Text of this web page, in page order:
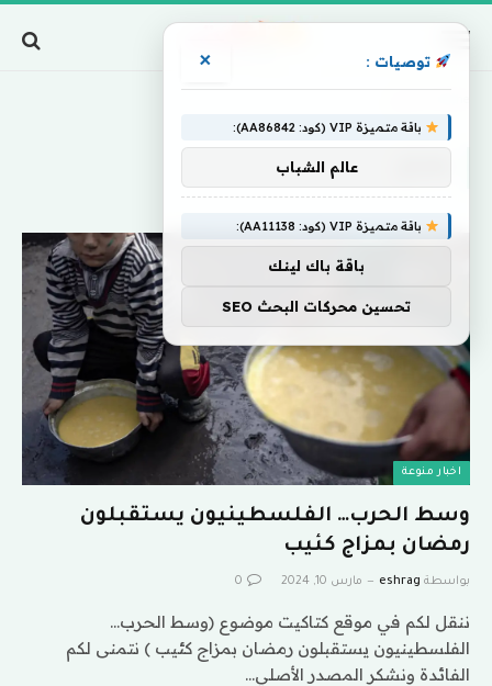
اخبار منوعة
وسط الحرب… الفلسطينيون يستقبلون
رمضان بمزاج كئيب
بواسطة eshrag مارس 10, 2024 0
ننقل لكم في موقع كتاكيت موضوع (وسط الحرب…
الفلسطينيون يستقبلون رمضان بمزاج كئيب ) نتمنى لكم
الفائدة ونشكر المصدر الأصلي…
توصيات : ×
باقة متميزة VIP (كود: AA86842):
عالم الشباب
باقة متميزة VIP (كود: AA11138):
باقة باك لينك
تحسين محركات البحث SEO